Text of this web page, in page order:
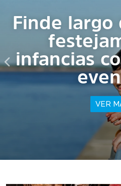
Finde largo
infancias
VER